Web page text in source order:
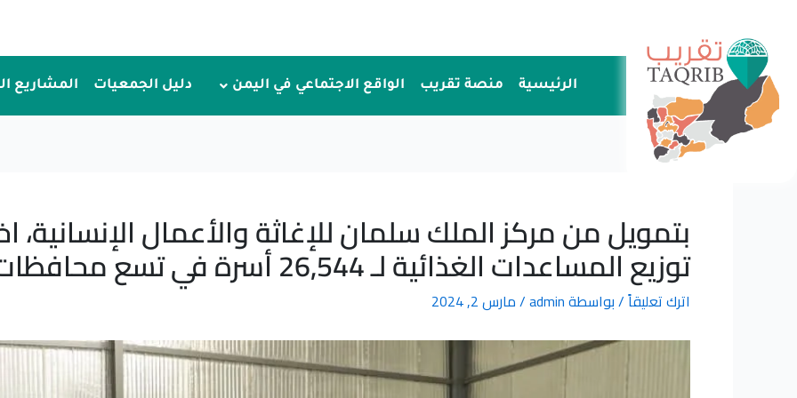
المحتوى
الرئيسية منصة تقريب الواقع الاجتماعي في اليمن دليل الجمعيات المشاريع
بتمويل من مركز الملك سلمان للإغاثة والأعمال الإنسانية،
توزيع المساعدات الغذائية لـ 26,544 أسرة في تسع محافظات
اترك تعليقاً/ بواسطةadmin
/مارس 2, 2024